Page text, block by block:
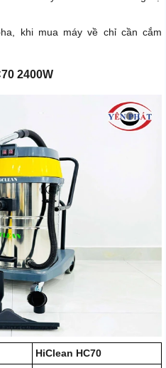
khi mua máy về chỉ cần cắm
2400W
HiClean HC70